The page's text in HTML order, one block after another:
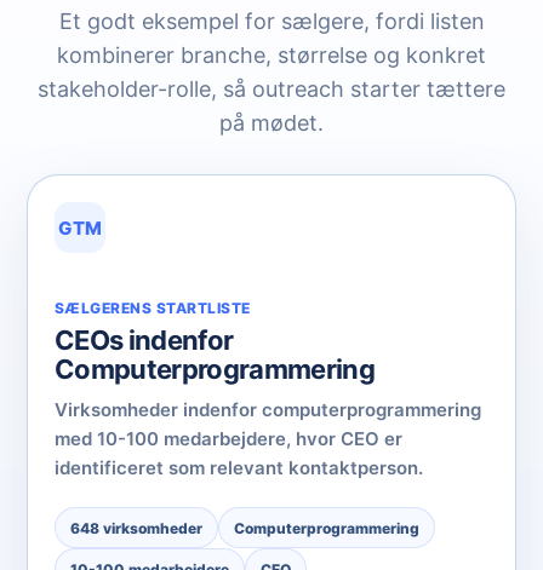
Et godt eksempel for sælgere, fordi listen
kombinerer branche, størrelse og konkret
stakeholder-rolle, så outreach starter tættere
på mødet.
GTM
SÆLGERENS STARTLISTE
CEOs indenfor
Computerprogrammering
Virksomheder indenfor computerprogrammering
med 10-100 medarbejdere, hvor CEO er
identificeret som relevant kontaktperson.
648 virksomheder Computerprogrammering